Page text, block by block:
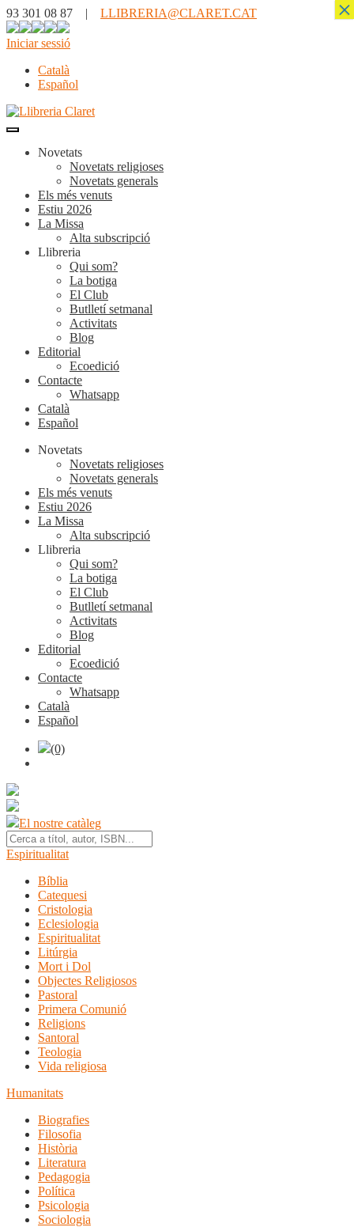
93 301 08 87 | LLIBRERIA@CLARET.CAT
Iniciar sessió
Català
Español
Novetats
Novetats religioses
Novetats generals
Els més venuts
Estiu 2026
La Missa
Alta subscripció
Llibreria
Qui som?
La botiga
El Club
Butlletí setmanal
Activitats
Blog
Editorial
Ecoedició
Contacte
Whatsapp
Català
Español
Novetats
Novetats religioses
Novetats generals
Els més venuts
Estiu 2026
La Missa
Alta subscripció
Llibreria
Qui som?
La botiga
El Club
Butlletí setmanal
Activitats
Blog
Editorial
Ecoedició
Contacte
Whatsapp
Català
Español
(0)
El nostre catàleg
Espiritualitat
Bíblia
Catequesi
Cristologia
Eclesiologia
Espiritualitat
Litúrgia
Mort i Dol
Objectes Religiosos
Pastoral
Primera Comunió
Religions
Santoral
Teologia
Vida religiosa
Humanitats
Biografies
Filosofia
Història
Literatura
Pedagogia
Política
Psicologia
Sociologia
×